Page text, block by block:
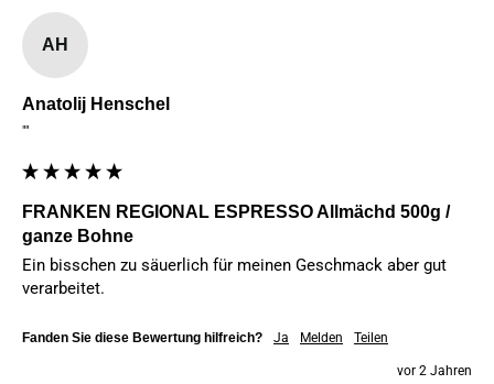
AH
Anatolij Henschel
""
FRANKEN REGIONAL ESPRESSO Allmächd 500g /
ganze Bohne
Ein bisschen zu säuerlich für meinen Geschmack aber gut
verarbeitet.
Fanden Sie diese Bewertung hilfreich? Ja Melden Teilen
vor 2 Jahren